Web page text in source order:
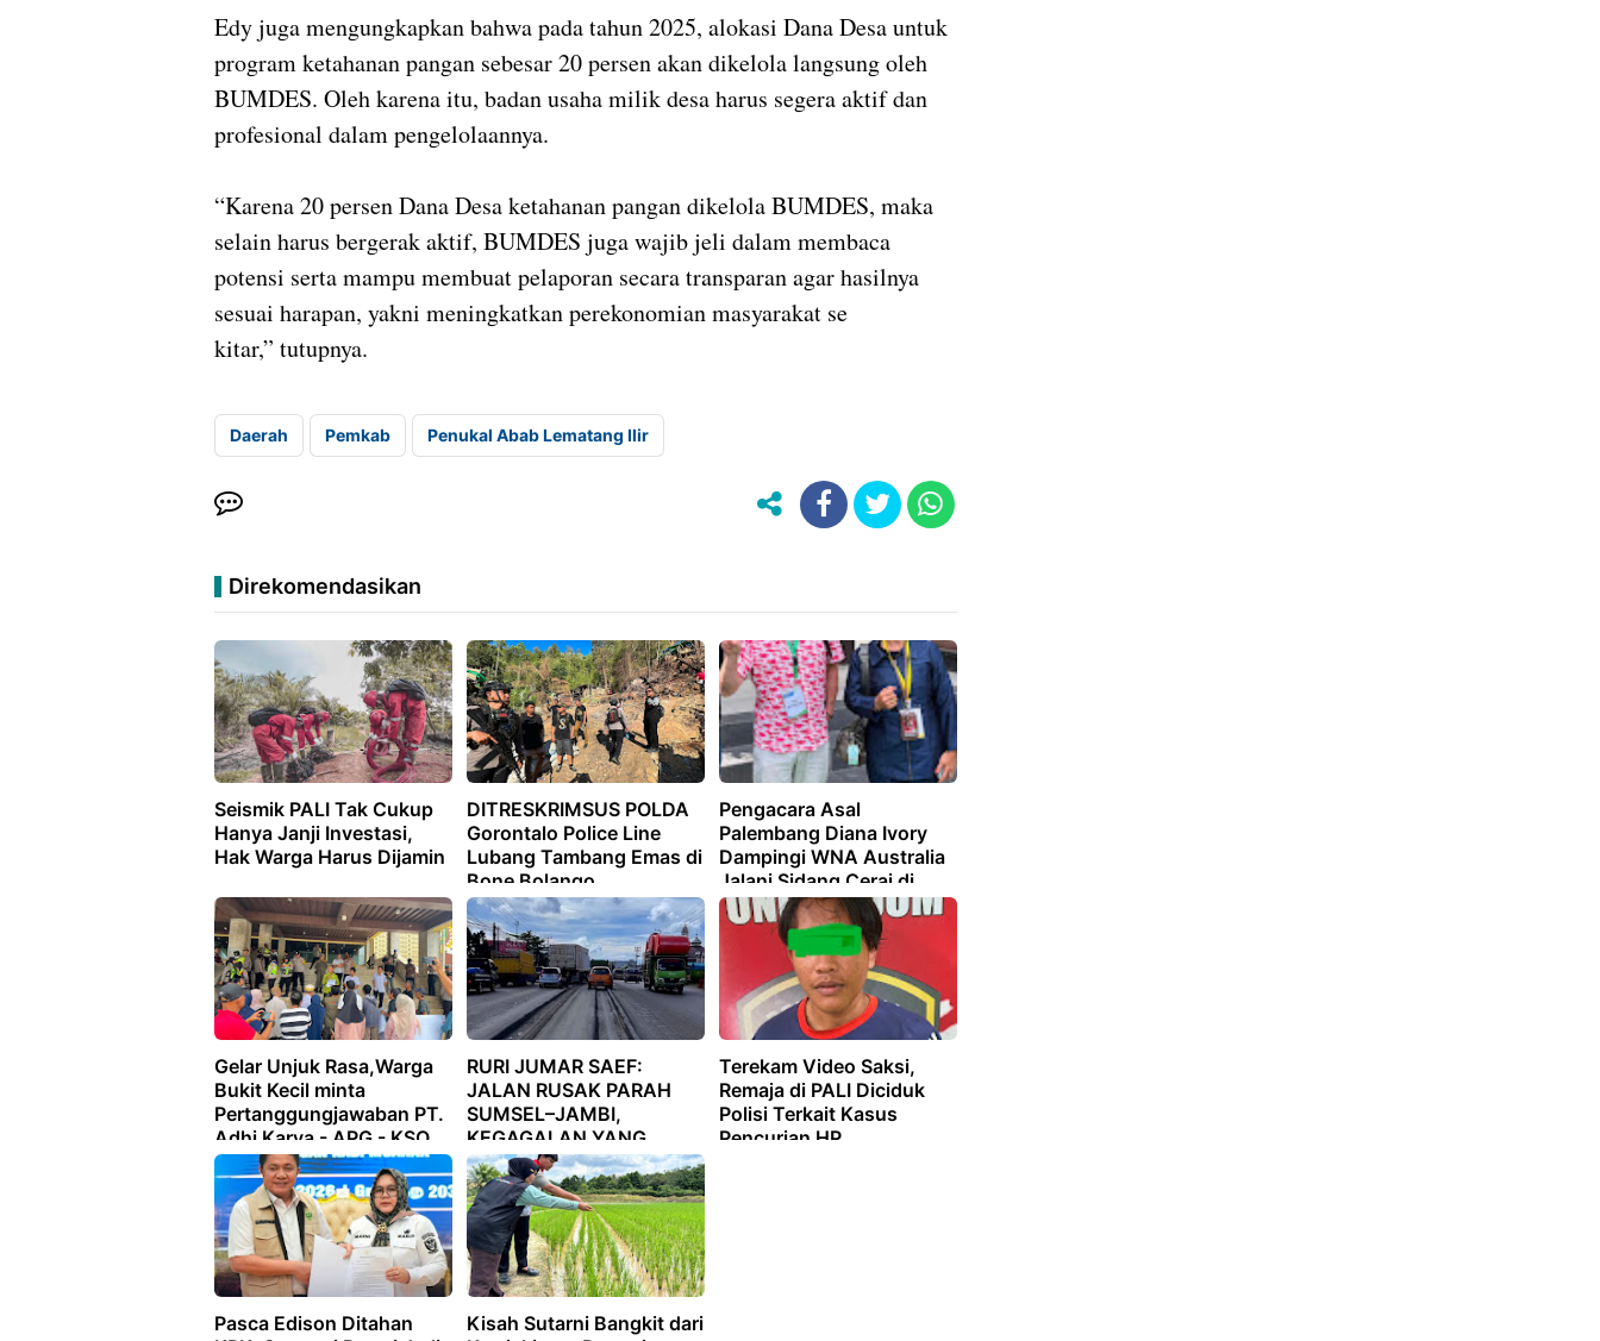
Edy juga mengungkapkan bahwa pada tahun 2025, alokasi Dana Desa untuk
program ketahanan pangan sebesar 20 persen akan dikelola langsung oleh
BUMDES. Oleh karena itu, badan usaha milik desa harus segera aktif dan
profesional dalam pengelolaannya.
“Karena 20 persen Dana Desa ketahanan pangan dikelola BUMDES, maka
selain harus bergerak aktif, BUMDES juga wajib jeli dalam membaca
potensi serta mampu membuat pelaporan secara transparan agar hasilnya
sesuai harapan, yakni meningkatkan perekonomian masyarakat se
kitar,” tutupnya.
Daerah Pemkab Penukal Abab Lematang Ilir
Direkomendasikan
Seismik PALI Tak Cukup
Hanya Janji Investasi,
Hak Warga Harus Dijamin
DITRESKRIMSUS POLDA
Gorontalo Police Line
Lubang Tambang Emas di
Bone Bolango
Pengacara Asal
Palembang Diana Ivory
Dampingi WNA Australia
Jalani Sidang Cerai di
Pengadilan Agama
Badung
Gelar Unjuk Rasa,Warga
Bukit Kecil minta
Pertanggungjawaban PT.
Adhi Karya - APG - KSO
Atas Dampak Proyek
Bank Mandiri
RURI JUMAR SAEF:
JALAN RUSAK PARAH
SUMSEL–JAMBI,
KEGAGALAN YANG
WAJIB DIAUDIT TUNTAS!
Terekam Video Saksi,
Remaja di PALI Diciduk
Polisi Terkait Kasus
Pencurian HP
Pasca Edison Ditahan
Kisah Sutarni Bangkit dari